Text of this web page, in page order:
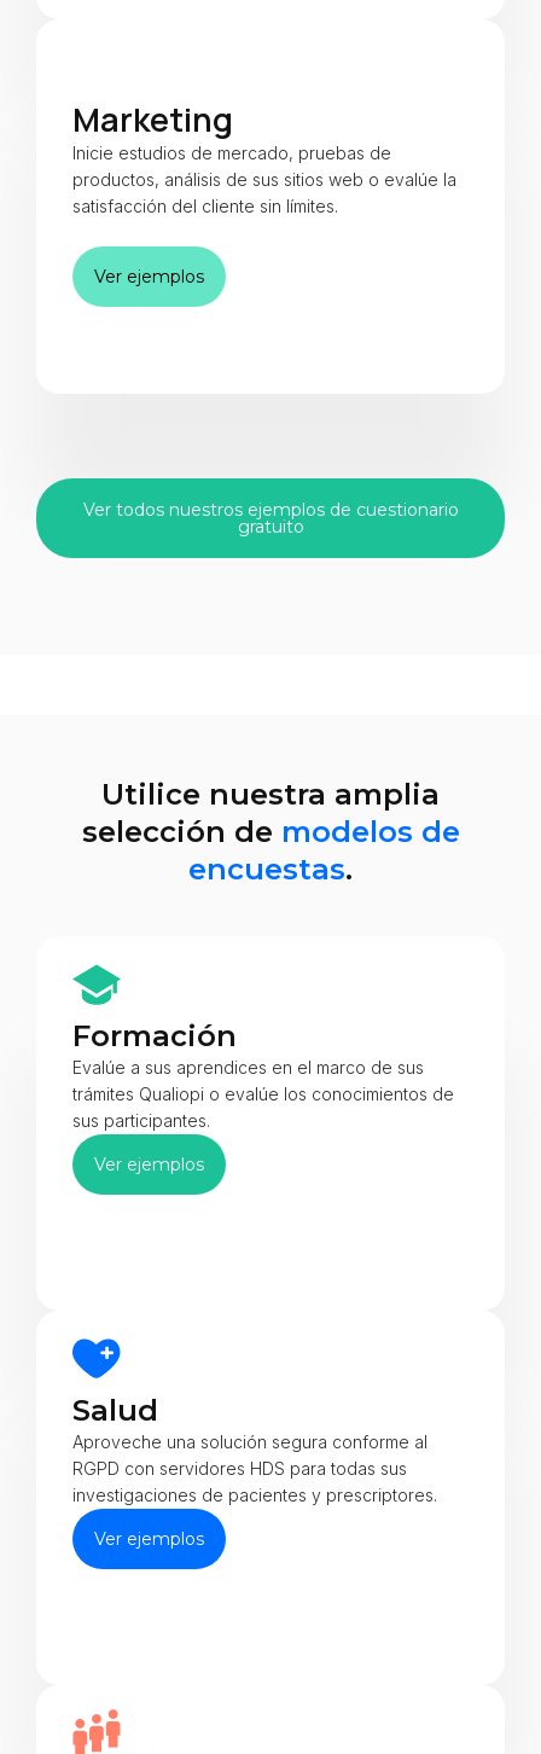
Marketing
Inicie estudios de mercado, pruebas de
productos, análisis de sus sitios web o evalúe la
satisfacción del cliente sin límites.
Ver ejemplos
Ver todos nuestros ejemplos de cuestionario
gratuito
Utilice nuestra amplia
selección de modelos de
encuestas.
Formación
Evalúe a sus aprendices en el marco de sus
trámites Qualiopi o evalúe los conocimientos de
sus participantes.
Ver ejemplos
Salud
Aproveche una solución segura conforme al
RGPD con servidores HDS para todas sus
investigaciones de pacientes y prescriptores.
Ver ejemplos